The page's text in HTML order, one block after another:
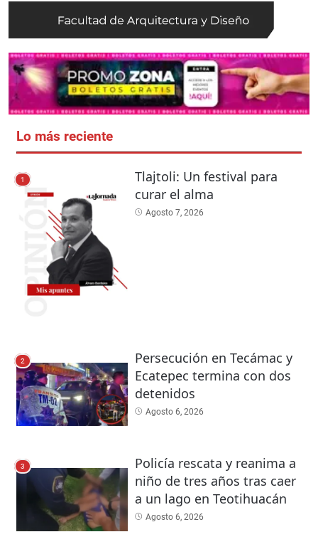
Lo más reciente
1
Tlajtoli: Un festival para
curar el alma
Agosto 7, 2026
2
Persecución en Tecámac y
Ecatepec termina con dos
detenidos
Agosto 6, 2026
3
Policía rescata y reanima a
niño de tres años tras caer
a un lago en Teotihuacán
Agosto 6, 2026